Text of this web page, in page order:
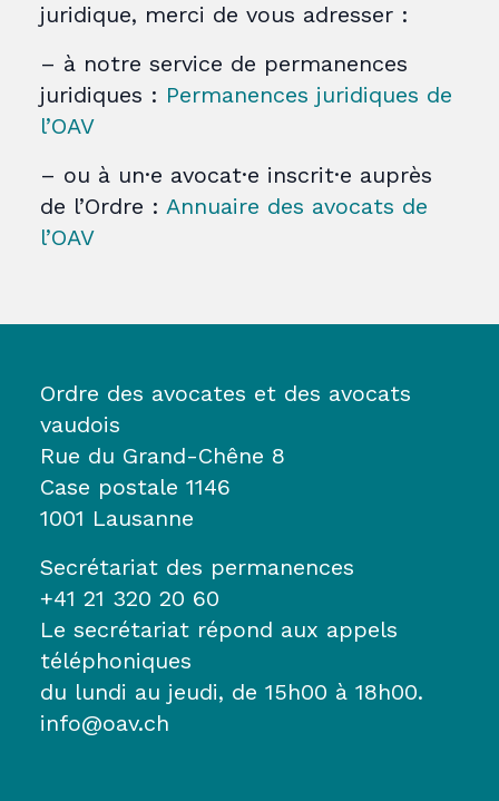
juridique, merci de vous adresser :
– à notre service de permanences
juridiques : Permanences juridiques de
l’OAV
– ou à un·e avocat·e inscrit·e auprès
de l’Ordre : Annuaire des avocats de
l’OAV
Ordre des avocates et des avocats
vaudois
Rue du Grand-Chêne 8
Case postale 1146
1001 Lausanne
Secrétariat des permanences
+41 21 320 20 60
Le secrétariat répond aux appels
téléphoniques
du lundi au jeudi, de 15h00 à 18h00.
info@oav.ch